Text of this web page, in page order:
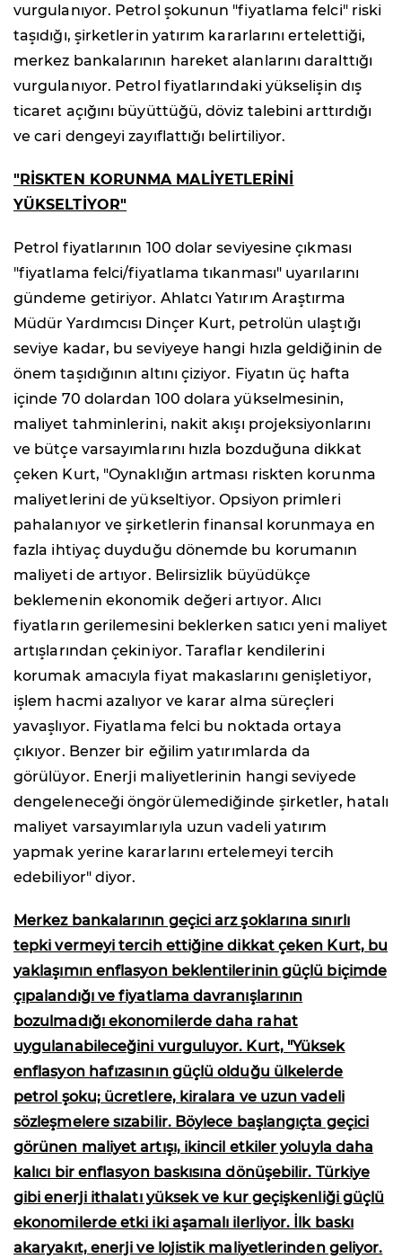
vurgulanıyor. Petrol şokunun "fiyatlama felci" riski
taşıdığı, şirketlerin yatırım kararlarını ertelettiği,
merkez bankalarının hareket alanlarını daralttığı
vurgulanıyor. Petrol fiyatlarındaki yükselişin dış
ticaret açığını büyüttüğü, döviz talebini arttırdığı
ve cari dengeyi zayıflattığı belirtiliyor.
"RİSKTEN KORUNMA MALİYETLERİNİ
YÜKSELTİYOR"
Petrol fiyatlarının 100 dolar seviyesine çıkması
"fiyatlama felci/fiyatlama tıkanması" uyarılarını
gündeme getiriyor. Ahlatcı Yatırım Araştırma
Müdür Yardımcısı Dinçer Kurt, petrolün ulaştığı
seviye kadar, bu seviyeye hangi hızla geldiğinin de
önem taşıdığının altını çiziyor. Fiyatın üç hafta
içinde 70 dolardan 100 dolara yükselmesinin,
maliyet tahminlerini, nakit akışı projeksiyonlarını
ve bütçe varsayımlarını hızla bozduğuna dikkat
çeken Kurt, "Oynaklığın artması riskten korunma
maliyetlerini de yükseltiyor. Opsiyon primleri
pahalanıyor ve şirketlerin finansal korunmaya en
fazla ihtiyaç duyduğu dönemde bu korumanın
maliyeti de artıyor. Belirsizlik büyüdükçe
beklemenin ekonomik değeri artıyor. Alıcı
fiyatların gerilemesini beklerken satıcı yeni maliyet
artışlarından çekiniyor. Taraflar kendilerini
korumak amacıyla fiyat makaslarını genişletiyor,
işlem hacmi azalıyor ve karar alma süreçleri
yavaşlıyor. Fiyatlama felci bu noktada ortaya
çıkıyor. Benzer bir eğilim yatırımlarda da
görülüyor. Enerji maliyetlerinin hangi seviyede
dengeleneceği öngörülemediğinde şirketler, hatalı
maliyet varsayımlarıyla uzun vadeli yatırım
yapmak yerine kararlarını ertelemeyi tercih
edebiliyor" diyor.
Merkez bankalarının geçici arz şoklarına sınırlı
tepki vermeyi tercih ettiğine dikkat çeken Kurt, bu
yaklaşımın enflasyon beklentilerinin güçlü biçimde
çıpalandığı ve fiyatlama davranışlarının
bozulmadığı ekonomilerde daha rahat
uygulanabileceğini vurguluyor. Kurt, "Yüksek
enflasyon hafızasının güçlü olduğu ülkelerde
petrol şoku; ücretlere, kiralara ve uzun vadeli
sözleşmelere sızabilir. Böylece başlangıçta geçici
görünen maliyet artışı, ikincil etkiler yoluyla daha
kalıcı bir enflasyon baskısına dönüşebilir. Türkiye
gibi enerji ithalatı yüksek ve kur geçişkenliği güçlü
ekonomilerde etki iki aşamalı ilerliyor. İlk baskı
akaryakıt, enerji ve lojistik maliyetlerinden geliyor.